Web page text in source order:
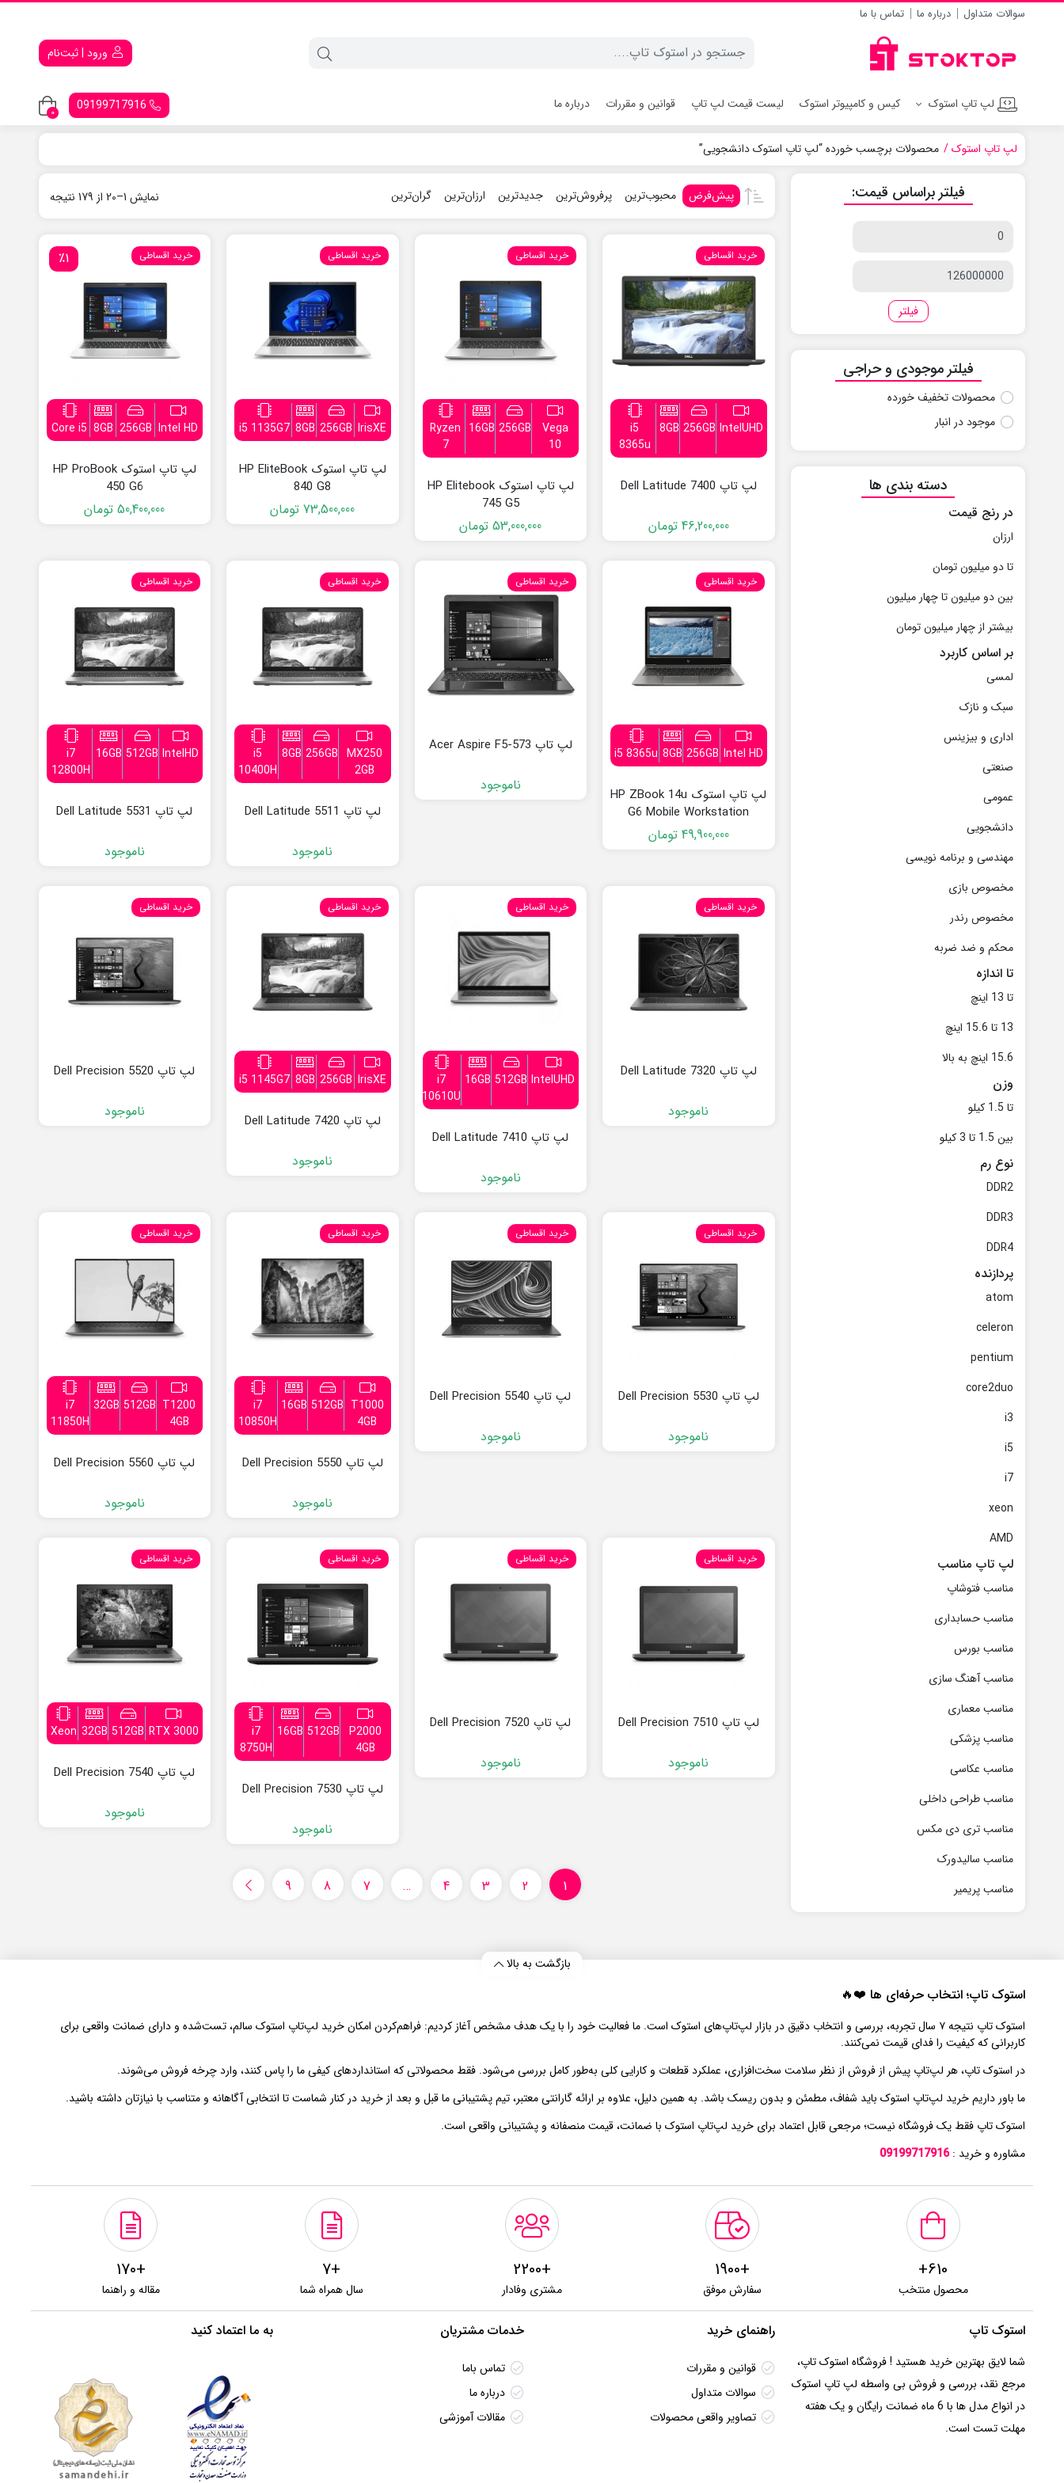
سوالات متداول درباره ما تماس با ما
ورود | ثبت‌نام
لپ تاپ استوک کیس و کامپیوتر استوک لیست قیمت لپ تاپ قوانین و مقررات درباره ما 09199717916
0
لپ تاپ استوک محصولات برچسب خورده “لپ تاپ استوک دانشجویی”
پیش‌فرض محبوب‌ترین پرفروش‌ترین جدیدترین ارزان‌ترین گران‌ترین نمایش 1–20 از 179 نتیجه
خرید اقساطی
IntelUHD
256GB
8GB
i5
8365u
لپ تاپ Dell Latitude 7400
46,200,000 تومان
خرید اقساطی
Vega
10
256GB
16GB
Ryzen
7
لپ تاپ استوک HP Elitebook
745 G5
53,000,000 تومان
خرید اقساطی
IrisXE
256GB
8GB
i5 1135G7
لپ تاپ استوک HP EliteBook
840 G8
73,500,000 تومان
٪1 خرید اقساطی
Intel HD
256GB
8GB
Core i5
لپ تاپ استوک HP ProBook
450 G6
قیمت
50,400,000 تومان
قیمت
خرید اقساطی
Intel HD
256GB
8GB
i5 8365u
لپ تاپ استوک HP ZBook 14u
G6 Mobile Workstation
49,900,000 تومان
خرید اقساطی
لپ تاپ Acer Aspire F5-573
ناموجود
خرید اقساطی
MX250
2GB
256GB
8GB
i5
10400H
لپ تاپ Dell Latitude 5511
ناموجود
خرید اقساطی
IntelHD
512GB
16GB
i7
12800H
لپ تاپ Dell Latitude 5531
ناموجود
خرید اقساطی
لپ تاپ Dell Latitude 7320
ناموجود
خرید اقساطی
IntelUHD
512GB
16GB
i7
10610U
لپ تاپ Dell Latitude 7410
ناموجود
خرید اقساطی
lrisXE
256GB
8GB
i5 1145G7
لپ تاپ Dell Latitude 7420
ناموجود
خرید اقساطی
لپ تاپ Dell Precision 5520
ناموجود
خرید اقساطی
لپ تاپ Dell Precision 5530
ناموجود
خرید اقساطی
لپ تاپ Dell Precision 5540
ناموجود
خرید اقساطی
T1000
4GB
512GB
16GB
i7
10850H
لپ تاپ Dell Precision 5550
ناموجود
خرید اقساطی
T1200
4GB
512GB
32GB
i7
11850H
لپ تاپ Dell Precision 5560
ناموجود
خرید اقساطی
لپ تاپ Dell Precision 7510
ناموجود
خرید اقساطی
لپ تاپ Dell Precision 7520
ناموجود
خرید اقساطی
P2000
4GB
512GB
16GB
i7
8750H
لپ تاپ Dell Precision 7530
ناموجود
خرید اقساطی
RTX 3000
512GB
32GB
Xeon
لپ تاپ Dell Precision 7540
ناموجود
1
2
3
4
…
7
8
9
فیلتر براساس قیمت:
فیلتر
فیلتر موجودی و حراجی
محصولات تخفیف خورده
موجود در انبار
دسته بندی ها
در رنج قیمت
ارزان
تا دو میلیون تومان
بین دو میلیون تا چهار میلیون
بیشتر از چهار میلیون تومان
بر اساس کاربرد
لمسی
سبک و نازک
اداری و بیزینس
صنعتی
عمومی
دانشجویی
مهندسی و برنامه نویسی
مخصوص بازی
مخصوص رندر
محکم و ضد ضربه
تا اندازه
تا 13 اینچ
13 تا 15.6 اینچ
15.6 اینچ به بالا
وزن
تا 1.5 کیلو
بین 1.5 تا 3 کیلو
نوع رم
DDR2
DDR3
DDR4
پردازنده
atom
celeron
pentium
core2duo
i3
i5
i7
xeon
AMD
لپ تاپ مناسب
مناسب فتوشاپ
مناسب حسابداری
مناسب بورس
مناسب آهنگ سازی
مناسب معماری
مناسب پزشکی
مناسب عکاسی
مناسب طراحی داخلی
مناسب تری دی مکس
مناسب سالیدورک
مناسب پریمیر
بازگشت به بالا
استوک تاپ؛ انتخاب حرفه‌ای‌ ها ❤️🔥
استوک تاپ نتیجه ۷ سال تجربه، بررسی و انتخاب دقیق در بازار لپ‌تاپ‌های استوک است. ما فعالیت خود را با یک هدف مشخص آغاز کردیم: فراهم‌کردن امکان خرید لپ‌تاپ استوک سالم، تست‌شده و دارای ضمانت واقعی برای
کاربرانی که کیفیت را فدای قیمت نمی‌کنند.
در استوک تاپ، هر لپ‌تاپ پیش از فروش از نظر سلامت سخت‌افزاری، عملکرد قطعات و کارایی کلی به‌طور کامل بررسی می‌شود. فقط محصولاتی که استانداردهای کیفی ما را پاس کنند، وارد چرخه فروش می‌شوند.
ما باور داریم خرید لپ‌تاپ استوک باید شفاف، مطمئن و بدون ریسک باشد. به همین دلیل، علاوه بر ارائه گارانتی معتبر، تیم پشتیبانی ما قبل و بعد از خرید در کنار شماست تا انتخابی آگاهانه و متناسب با نیازتان داشته باشید.
استوک تاپ فقط یک فروشگاه نیست؛ مرجعی قابل اعتماد برای خرید لپ‌تاپ استوک با ضمانت، قیمت منصفانه و پشتیبانی واقعی است.
مشاوره و خرید :09199717916
610+
محصول منتخب
+1900
سفارش موفق
+2200
مشتری وفادار
+7
سال همراه شما
+170
مقاله و راهنما
استوک تاپ
شما لایق بهترین خرید هستید ! فروشگاه استوک تاپ،
مرجع نقد، بررسی و فروش بی واسطه لپ تاپ استوک
در انواع مدل ها با 6 ماه ضمانت رایگان و یک هفته
مهلت تست است.
راهنمای خرید
قوانین و مقررات
سوالات متداول
تصاویر واقعی محصولات
خدمات مشتریان
تماس باما
درباره ما
مقالات آموزشی
به ما اعتماد کنید